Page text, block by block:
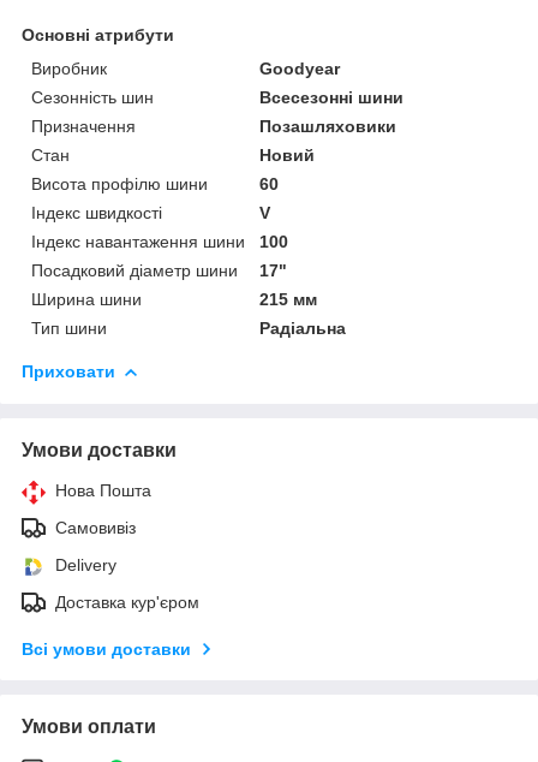
Основні атрибути
Виробник
Goodyear
Сезонність шин
Всесезонні шини
Призначення
Позашляховики
Стан
Новий
Висота профілю шини
60
Індекс швидкості
V
Індекс навантаження шини
100
Посадковий діаметр шини
17"
Ширина шини
215 мм
Тип шини
Радіальна
Приховати
Умови доставки
Нова Пошта
Самовивіз
Delivery
Доставка кур'єром
Всі умови доставки
Умови оплати